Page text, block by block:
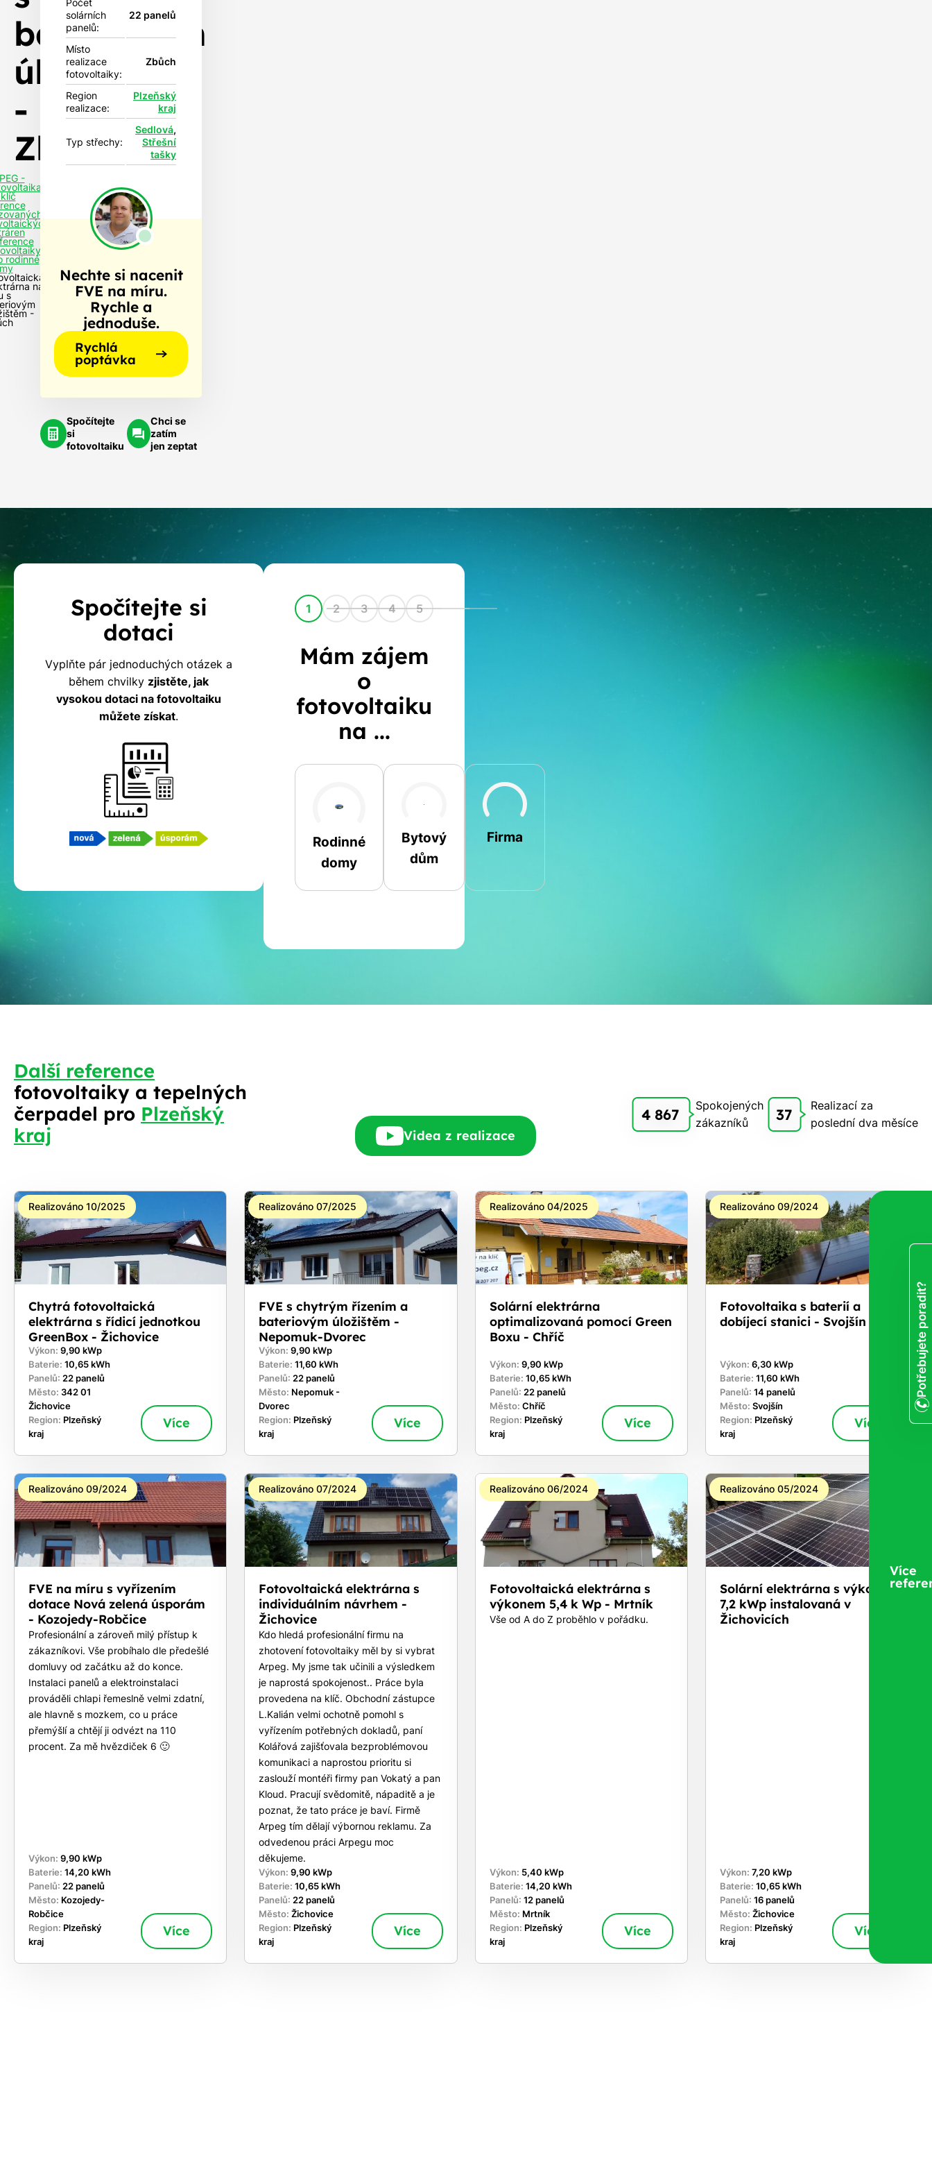
bateriovým
úložištěm
-
Zbůch
-
rodinné
na
s
-
Počet
solárních
panelů:
22 panelů
Místo
realizace
fotovoltaiky:
Zbůch
Region
realizace:
Plzeňský
kraj
Typ střechy:
Sedlová,
Střešní
tašky
Nechte si nacenit
FVE na míru.
Rychle a
jednoduše.
Rychlá
poptávka
Spočítejte
si
fotovoltaiku
Chci se
zatím
jen zeptat
Kalkulačka
dotací
na
fotovoltaiku
Spočítejte si
dotaci
Vyplňte pár jednoduchých otázek a
během chvilky zjistěte, jak
vysokou dotaci na fotovoltaiku
můžete získat.
1 2 3 4 5
Mám zájem
o
fotovoltaiku
na ...
Rodinné
domy
Bytový
dům
Firma
Jiná
Jméno a příjmení
Další reference
fotovoltaiky a tepelných
čerpadel pro Plzeňský
kraj
Videa z realizace
4 867
Spokojených
zákazníků
37
Realizací za
poslední dva měsíce
Realizováno 10/2025
Chytrá fotovoltaická
elektrárna s řídicí jednotkou
GreenBox - Žichovice
Výkon: 9,90 kWp
Baterie: 10,65 kWh
Panelů: 22 panelů
Město: 342 01
Žichovice
Region: Plzeňský
kraj
Více
Realizováno 07/2025
FVE s chytrým řízením a
bateriovým úložištěm -
Nepomuk-Dvorec
Výkon:9,90 kWp
Baterie:11,60 kWh
Panelů: 22 panelů
Město: Nepomuk -
Dvorec
Region: Plzeňský
kraj
Více
Realizováno 04/2025
Solární elektrárna
optimalizovaná pomocí Green
Boxu - Chříč
Výkon: 9,90 kWp
Baterie: 10,65 kWh
Panelů: 22 panelů
Město: Chříč
Region: Plzeňský
kraj
Více
Realizováno 09/2024
Fotovoltaika s baterií a
dobíjecí stanici - Svojšín
Výkon: 6,30 kWp
Baterie: 11,60 kWh
Panelů: 14 panelů
Město: Svojšín
Region: Plzeňský
kraj
Více
Realizováno 09/2024
FVE na míru s vyřízením
dotace Nová zelená úsporám
- Kozojedy-Robčice
Profesionální a zároveň milý přístup k
zákazníkovi. Vše probíhalo dle předešlé
domluvy od začátku až do konce.
Instalaci panelů a elektroinstalaci
prováděli chlapi řemeslně velmi zdatní,
ale hlavně s mozkem, co u práce
přemýšlí a chtějí ji odvézt na 110
procent. Za mě hvězdiček 6 🙂
Výkon: 9,90 kWp
Baterie: 14,20 kWh
Panelů: 22 panelů
Město: Kozojedy-
Robčice
Region: Plzeňský
kraj
Více
Realizováno 07/2024
Fotovoltaická elektrárna s
individuálním návrhem -
Žichovice
Kdo hledá profesionální firmu na
zhotovení fotovoltaiky měl by si vybrat
Arpeg. My jsme tak učinili a výsledkem
je naprostá spokojenost.. Práce byla
provedena na klíč. Obchodní zástupce
L.Kalián velmi ochotně pomohl s
vyřízením potřebných dokladů, paní
Kolářová zajišťovala bezproblémovou
komunikaci a naprostou prioritu si
zaslouží montéři firmy pan Vokatý a pan
Kloud. Pracují svědomitě, nápaditě a je
poznat, že tato práce je baví. Firmě
Arpeg tím dělají výbornou reklamu. Za
odvedenou práci Arpegu moc
děkujeme.
Výkon:9,90 kWp
Baterie:10,65 kWh
Panelů:22 panelů
Město:Žichovice
Region: Plzeňský
kraj
Více
Realizováno 06/2024
Fotovoltaická elektrárna s
výkonem 5,4 k Wp - Mrtník
Vše od A do Z proběhlo v pořádku.
Výkon: 5,40 kWp
Baterie: 14,20 kWh
Panelů: 12 panelů
Město: Mrtník
Region: Plzeňský
kraj
Více
Realizováno 05/2024
Solární elektrárna s výkonem
7,2 kWp instalovaná v
Žichovicích
Výkon: 7,20 kWp
Baterie: 10,65 kWh
Panelů: 16 panelů
Město: Žichovice
Region: Plzeňský
kraj
Více
Více
Potřebujete poradit?